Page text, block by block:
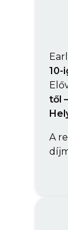
10-
től
A